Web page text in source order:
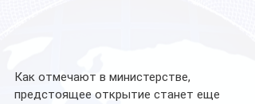
Как отмечают в министерстве,
предстоящее открытие станет еще